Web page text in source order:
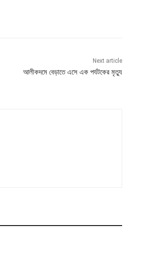
Next article
আলীকদমে বেড়াতে এসে এক পর্যটকের মৃত্যু